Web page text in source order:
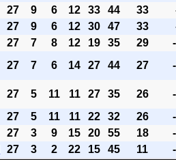
27 9 6 12 33 44 33
27 9 6 12 30 47 33
27 7 8 12 19 35 29
27 7 6 14 27 44 27
27 5 11 11 27 35 26
27 5 11 11 22 32 26
27 3 9 15 20 55 18
27 3 2 22 15 45 11